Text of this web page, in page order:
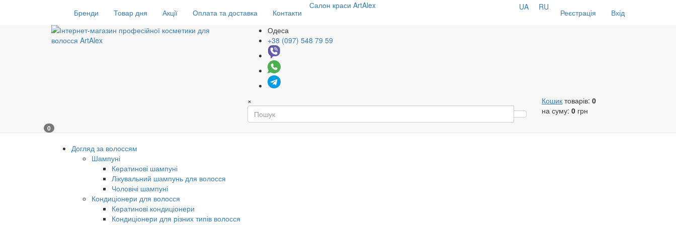
Бренди Товар дня Акції Оплата та доставка Контакти
Салон краси ArtAlex
Реєстрація Вхід
UA RU
Одеса
+38 (097) 548 79 59
× Кошик товарів: 0
на суму: 0 грн
0
Догляд за волоссям
Шампуні
Кератинові шампуні
Лікувальний шампунь для волосся
Чоловічі шампуні
Кондиціонери для волосся
Кератинові кондиціонери
Кондиціонери для різних типів волосся